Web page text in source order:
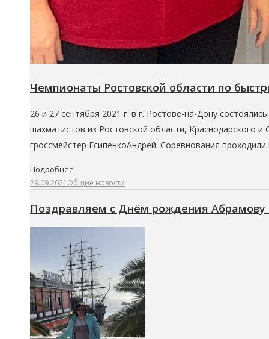
Чемпионаты Ростовской области по
26 и 27 сентября 2021 г. в г. Ростове-на-Дону
шахматистов из Ростовской области, Краснодарского
гроссмейстер ЕсипенкоАндрей. Соревнования
Подробнее
29.09.2021 Общие новости
Поздравляем с Днём рождения Абрамову